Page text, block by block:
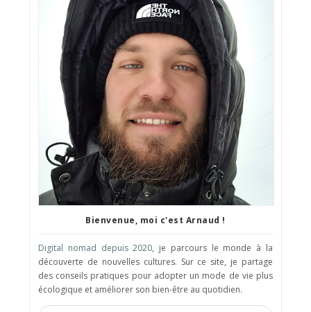
Bienvenue, moi c'est Arnaud !
Digital nomad depuis 2020, je parcours le monde à la
découverte de nouvelles cultures. Sur ce site, je partage
des conseils pratiques pour adopter un mode de vie plus
écologique et améliorer son bien-être au quotidien.